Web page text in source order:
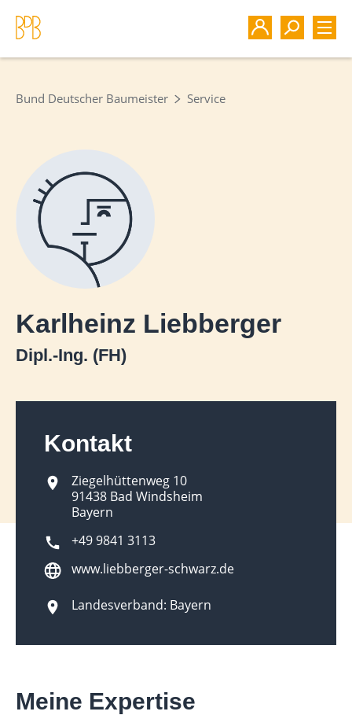
Bund Deutscher Baumeister Service
Karlheinz Liebberger
Dipl.-Ing. (FH)
Kontakt
Ziegelhüttenweg 10
91438 Bad Windsheim
Bayern
+49 9841 3113
www.liebberger-schwarz.de
Landesverband: Bayern
Meine Expertise